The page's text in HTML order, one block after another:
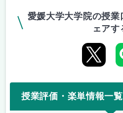
愛媛大学大学院の授
ェアす
授業評価・楽単情報一覧